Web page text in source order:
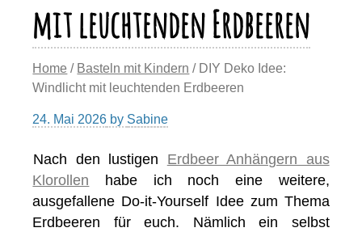
mit leuchtenden Erdbeeren
Home / Basteln mit Kindern / DIY Deko Idee:
Windlicht mit leuchtenden Erdbeeren
24. Mai 2026 by Sabine
Nach den lustigen Erdbeer Anhängern aus
Klorollen habe ich noch eine weitere,
ausgefallene Do-it-Yourself Idee zum Thema
Erdbeeren für euch. Nämlich ein selbst